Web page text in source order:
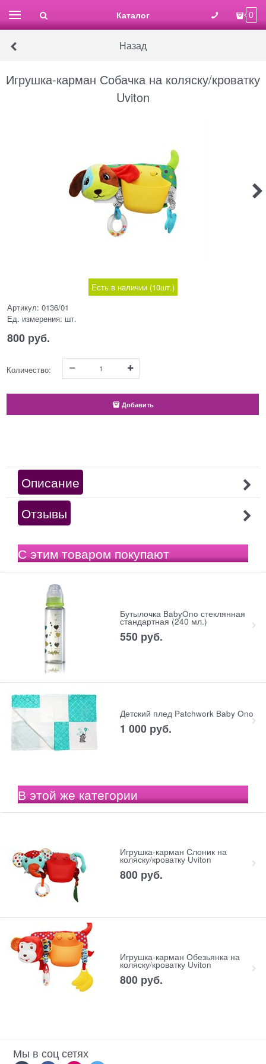
Каталог 0
Назад
Игрушка-карман Собачка на коляску/кроватку
Uviton
Есть в наличии (10шт.)
Артикул: 0136/01
Ед. измерения: шт.
800 руб.
Количество:
Добавить
Описание
Отзывы
С этим товаром покупают
Бутылочка BabyOno стеклянная
стандартная (240 мл.)
550 руб.
Детский плед Patchwork Baby Ono
1 000 руб.
В этой же категории
Игрушка-карман Слоник на
коляску/кроватку Uviton
800 руб.
Игрушка-карман Обезьянка на
коляску/кроватку Uviton
800 руб.
Мы в соц сетях